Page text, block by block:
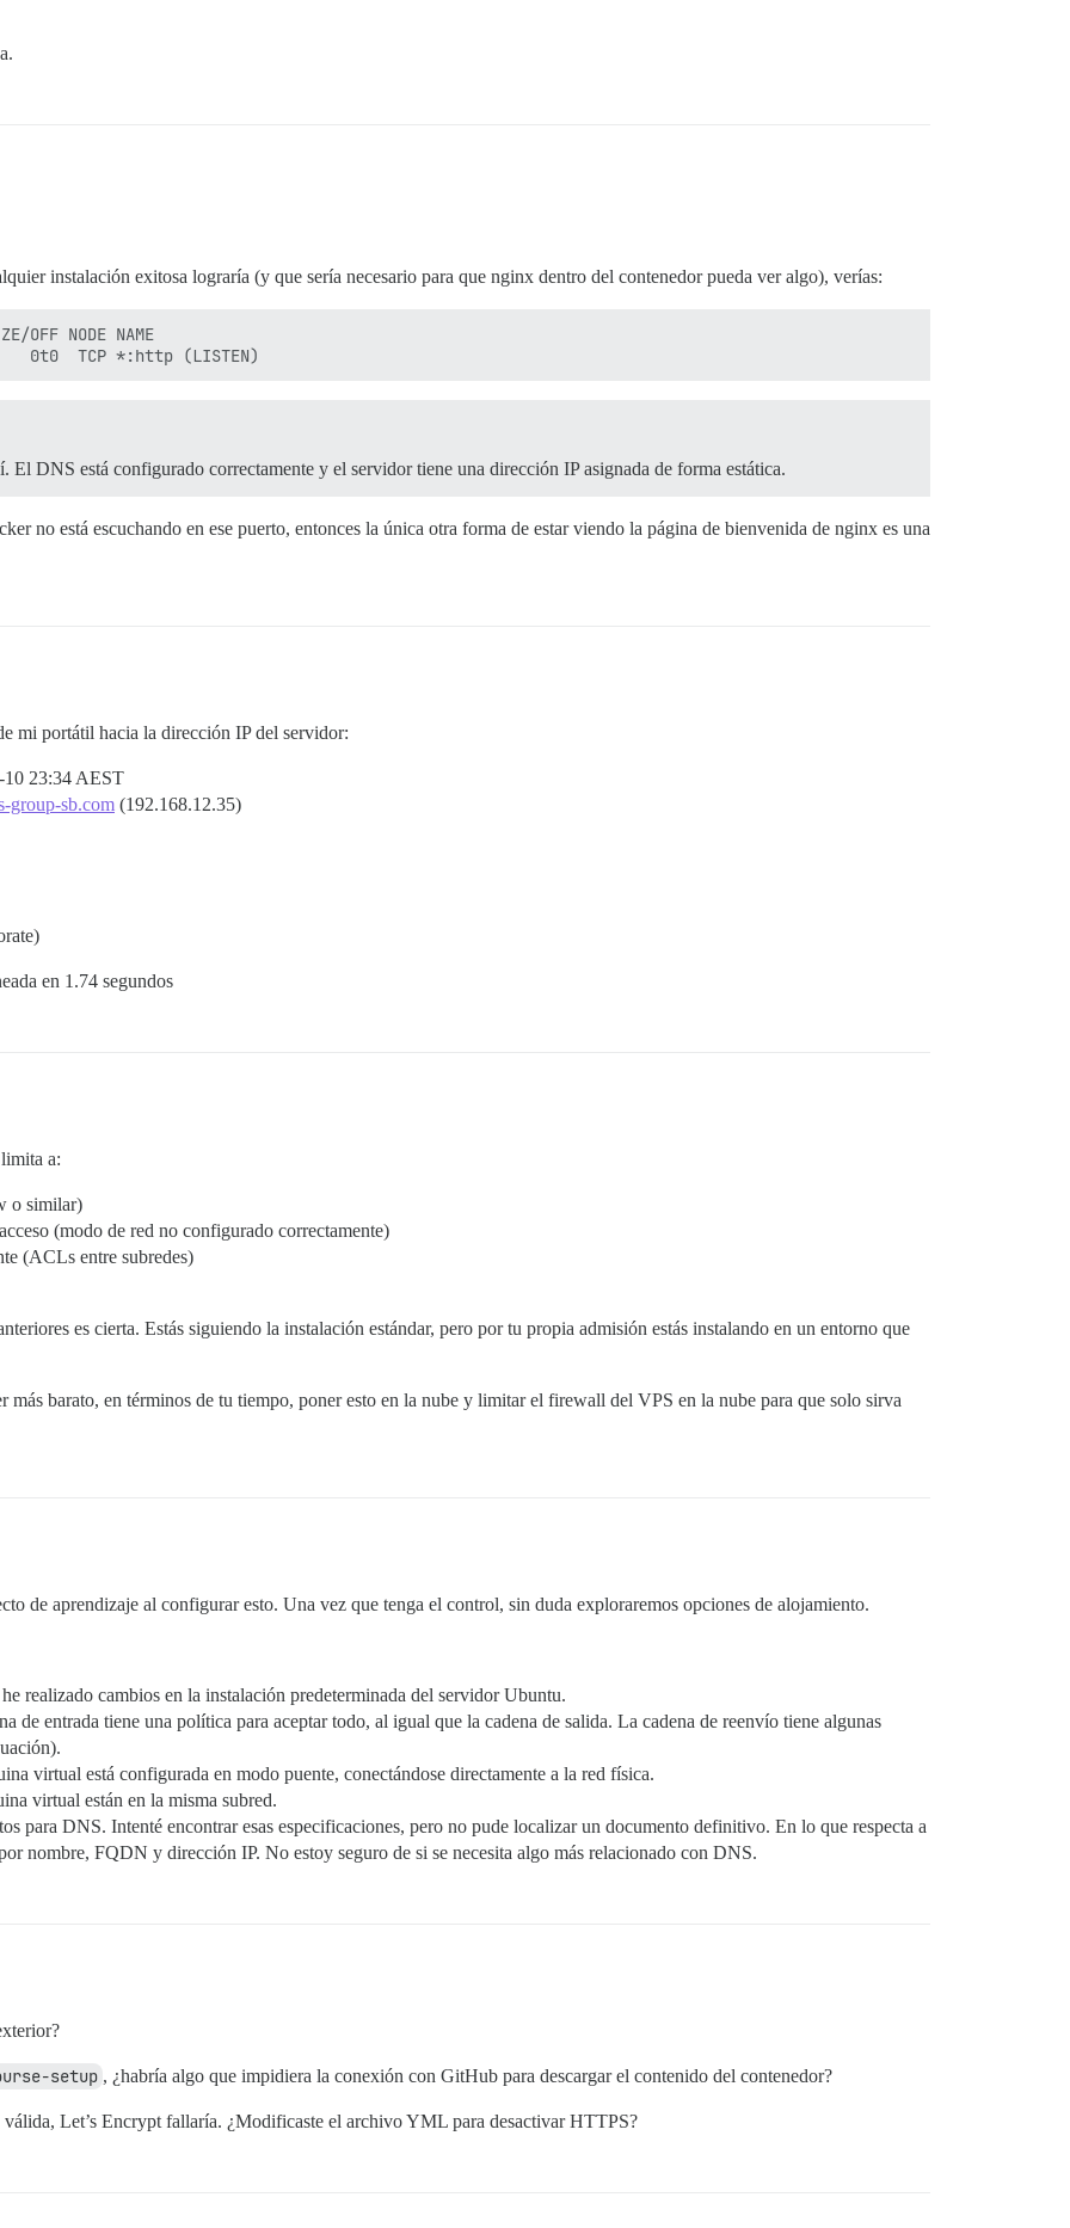
instalación exitosa lograría (y que sería necesario para que nginx dentro del contenedor pueda ver algo), verías:
OFF NODE NAME
El DNS está configurado correctamente y el servidor tiene una dirección IP asignada de forma estática.
no está escuchando en ese puerto, entonces la única otra forma de estar viendo la página de bienvenida de nginx es una
mi portátil hacia la dirección IP del servidor:
23:34 AEST
group-sb.com (192.168.12.35)
en 1.74 segundos
a:
o similar)
(modo de red no configurado correctamente)
(ACLs entre subredes)
es cierta. Estás siguiendo la instalación estándar, pero por tu propia admisión estás instalando en un entorno que
más barato, en términos de tu tiempo, poner esto en la nube y limitar el firewall del VPS en la nube para que solo sirva
de aprendizaje al configurar esto. Una vez que tenga el control, sin duda exploraremos opciones de alojamiento.
realizado cambios en la instalación predeterminada del servidor Ubuntu.
entrada tiene una política para aceptar todo, al igual que la cadena de salida. La cadena de reenvío tiene algunas
virtual está configurada en modo puente, conectándose directamente a la red física.
virtual están en la misma subred.
para DNS. Intenté encontrar esas especificaciones, pero no pude localizar un documento definitivo. En lo que respecta a
nombre, FQDN y dirección IP. No estoy seguro de si se necesita algo más relacionado con DNS.
setup , ¿habría algo que impidiera la conexión con GitHub para descargar el contenido del contenedor?
Let’s Encrypt fallaría. ¿Modificaste el archivo YML para desactivar HTTPS?